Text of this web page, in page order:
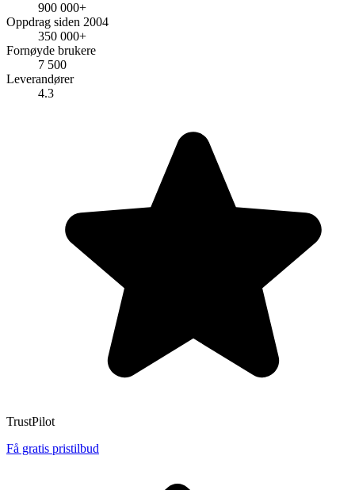
900 000+
Oppdrag siden 2004
350 000+
Fornøyde brukere
7 500
Leverandører
4.3
TrustPilot
Få gratis pristilbud